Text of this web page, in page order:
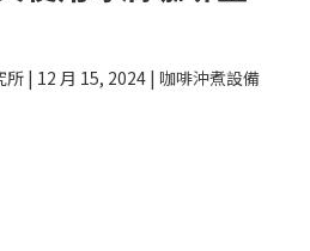
所| 12 月 15, 2024 | 咖啡沖煮設備